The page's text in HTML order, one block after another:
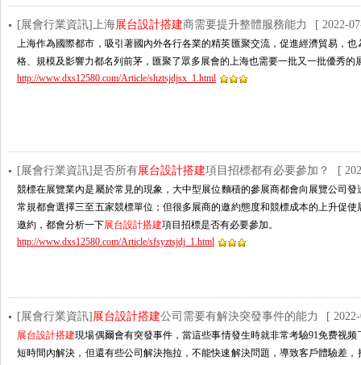
[展會行業資訊]上海展台設計搭建商需要提升整體服務能力 [ 2022-
上海作為國際都市，吸引著國內外各行各業的精英匯聚交流，促進經濟貿易
格、規模及影響力都名列前茅，匯聚了眾多展會的上海也需要一批又一批優秀的展
http://www.dxs12580.com/Article/shztsjdjsx_1.html
[展會行業資訊]是否所有展台設計搭建項目招標都有必要參加？ [
競標在展覽業內是屬於常見的現象，大中型展位麵積的參展商都會向展覽公司發
常規都會選擇三至五家競標單位；但很多展商的邀約態度和競標成本的上升促
邀約，都會分析一下展台設計搭建項目招標是否有必要參加。
http://www.dxs12580.com/Article/sfsyztsjdj_1.html
[展會行業資訊] 展台設計搭建公司需要有解決突發事件的能力 [
展台設計搭建現場偶爾會有突發事件，當這些事情發生時就非常考驗91免费视
短時間內解決，但還有些公司解決拖拉，不能快速解決問題，導致客戶體驗差